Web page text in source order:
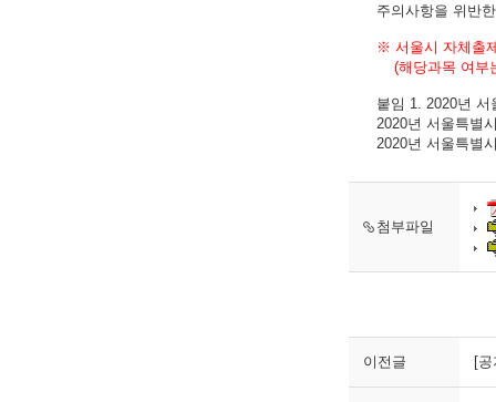
주의사항을 위반
※ 서울시 자체출
(해당과목 여부
붙임 1. 2020년 서
2020년 서울특별
2020년 서울특별
첨부파일
이전글 [